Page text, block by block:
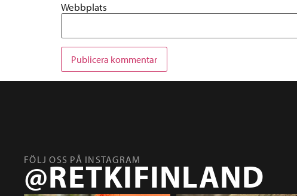
Webbplats
FÖLJ OSS PÅ INSTAGRAM
@RETKIFINLAND